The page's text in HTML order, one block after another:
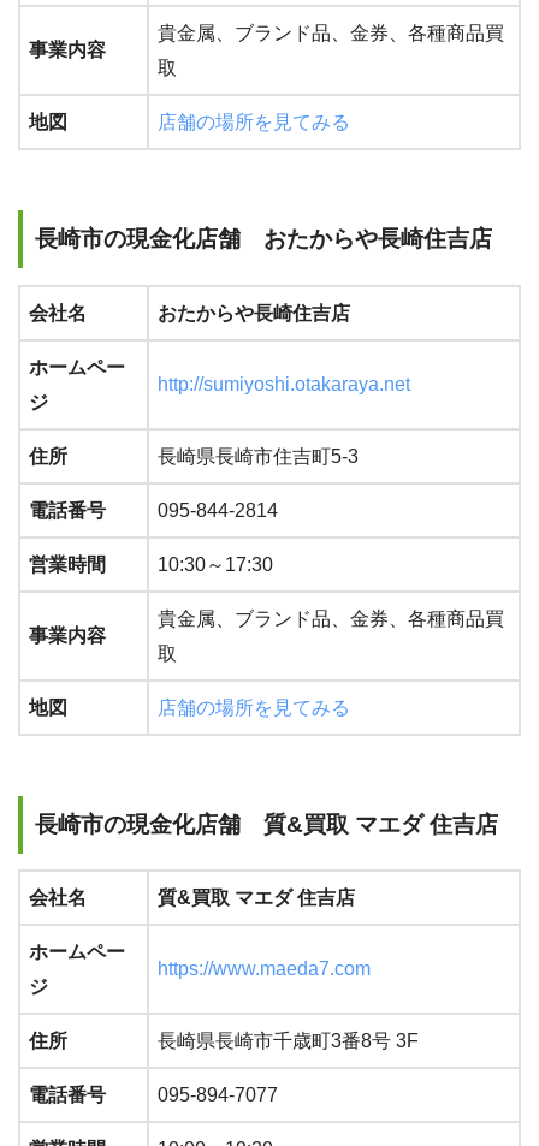
事業内容
貴金属、ブランド品、金券、各種商品買
取
地図 店舗の場所を見てみる
長崎市の現金化店舗 おたからや長崎住吉店
会社名 おたからや長崎住吉店
ホームペー
ジ
http://sumiyoshi.otakaraya.net
住所 長崎県長崎市住吉町5-3
電話番号 095-844-2814
営業時間 10:30～17:30
事業内容
貴金属、ブランド品、金券、各種商品買
取
地図 店舗の場所を見てみる
長崎市の現金化店舗 質&買取 マエダ 住吉店
会社名 質&買取 マエダ 住吉店
ホームペー
ジ
https://www.maeda7.com
住所 長崎県長崎市千歳町3番8号 3F
電話番号 095-894-7077